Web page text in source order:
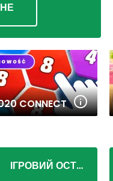
CONNECT
ІГРОВИЙ ОСТРІВ